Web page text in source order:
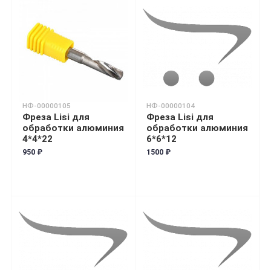
НФ-00000105
Фреза Lisi для
обработки алюминия
4*4*22
950 ₽
НФ-00000104
Фреза Lisi для
обработки алюминия
6*6*12
1500 ₽